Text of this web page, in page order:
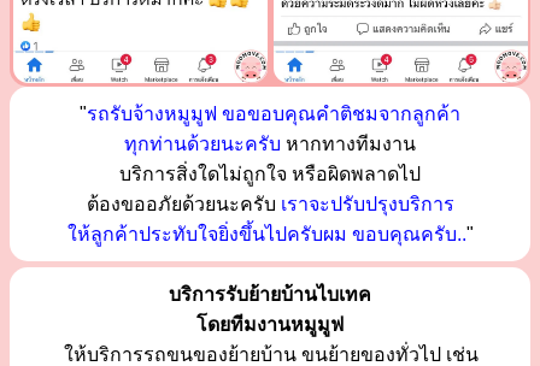
"รถรับจ้างหมูมูฟ ขอขอบคุณคำติชมจากลูกค้า
ทุกท่านด้วยนะครับ หากทางทีมงาน
บริการสิ่งใดไม่ถูกใจ หรือผิดพลาดไป
ต้องขออภัยด้วยนะครับ เราจะปรับปรุงบริการ
ให้ลูกค้าประทับใจยิ่งขึ้นไปครับผม ขอบคุณครับ.."
บริการรับย้ายบ้านไบเทค
โดยทีมงานหมูมูฟ
ให้บริการรถขนของย้ายบ้าน ขนย้ายของทั่วไป เช่น